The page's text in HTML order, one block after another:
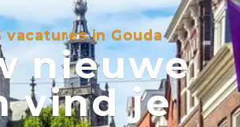
vacatures in Gouda
nieuwe
vind je